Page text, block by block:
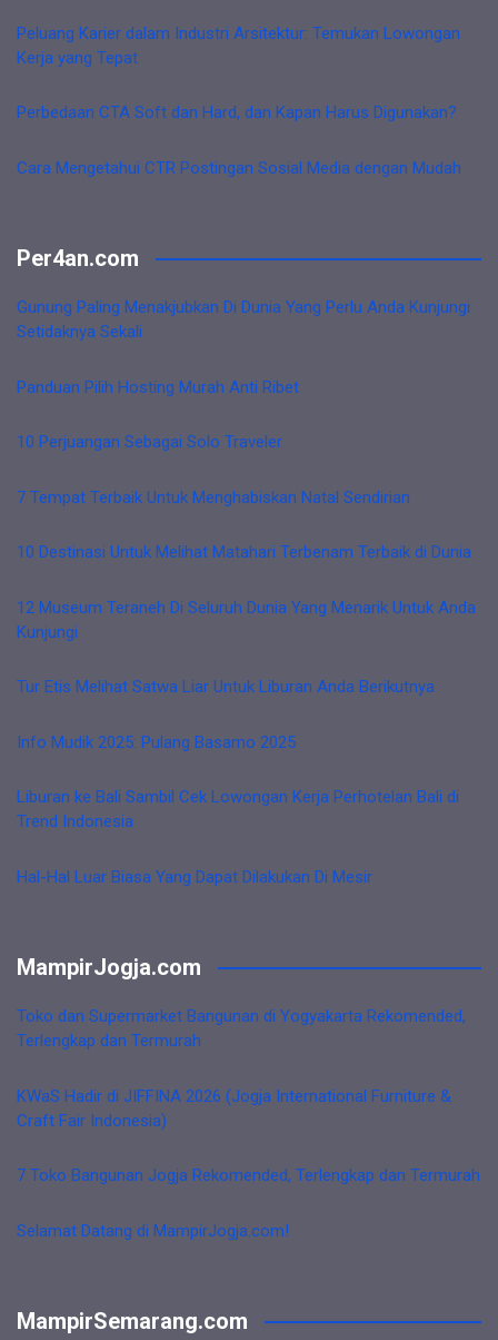
Peluang Karier dalam Industri Arsitektur: Temukan Lowongan
Kerja yang Tepat
Perbedaan CTA Soft dan Hard, dan Kapan Harus Digunakan?
Cara Mengetahui CTR Postingan Sosial Media dengan Mudah
Per4an.com
Gunung Paling Menakjubkan Di Dunia Yang Perlu Anda Kunjungi
Setidaknya Sekali
Panduan Pilih Hosting Murah Anti Ribet
10 Perjuangan Sebagai Solo Traveler
7 Tempat Terbaik Untuk Menghabiskan Natal Sendirian
10 Destinasi Untuk Melihat Matahari Terbenam Terbaik di Dunia
12 Museum Teraneh Di Seluruh Dunia Yang Menarik Untuk Anda
Kunjungi
Tur Etis Melihat Satwa Liar Untuk Liburan Anda Berikutnya
Info Mudik 2025: Pulang Basamo 2025
Liburan ke Bali Sambil Cek Lowongan Kerja Perhotelan Bali di
Trend Indonesia
Hal-Hal Luar Biasa Yang Dapat Dilakukan Di Mesir
MampirJogja.com
Toko dan Supermarket Bangunan di Yogyakarta Rekomended,
Terlengkap dan Termurah
KWaS Hadir di JIFFINA 2026 (Jogja International Furniture &
Craft Fair Indonesia)
7 Toko Bangunan Jogja Rekomended, Terlengkap dan Termurah
Selamat Datang di MampirJogja.com!
MampirSemarang.com